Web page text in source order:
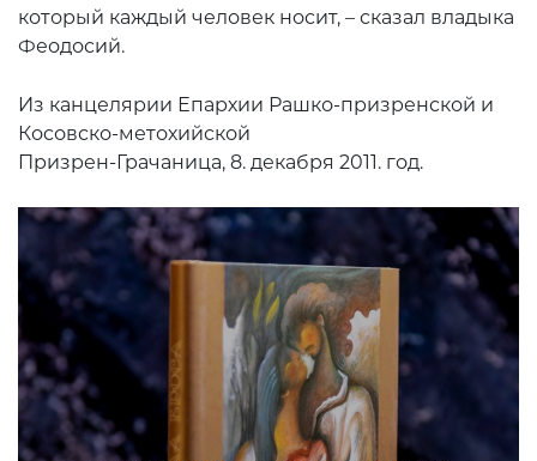
который каждый человек носит, – сказал владыка
Феодосий.
Из канцелярии Епархии Рашко-призренской и
Косовско-метохийской
Призрен-Грачаница, 8. декабря 2011. год.
ПОНУДА ЕПАРХИЈСКЕ
РАДИОНИЦЕ (ускоро)